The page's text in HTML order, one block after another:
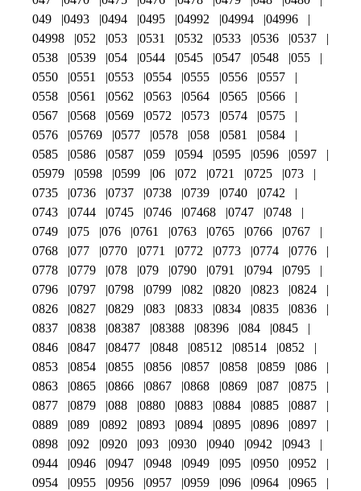
049
0493 0494 0495 04992 04994
04996
04998
052 053 0531 0532 0533 0536
0537
0538
0539 054 0544 0545 0547 0548
055
0550
0551 0553 0554 0555 0556
0557
0558
0561 0562 0563 0564 0565
0566
0567
0568 0569 0572 0573 0574
0575
0576
05769 0577 0578 058 0581
0584
0585
0586 0587 059 0594 0595 0596
0597
05979
0598 0599 06 072 0721 0725
073
0735
0736 0737 0738 0739 0740
0742
0743
0744 0745 0746 07468 0747
0748
0749
075 076 0761 0763 0765 0766
0767
0768
077 0770 0771 0772 0773 0774
0776
0778
0779 078 079 0790 0791 0794
0795
0796
0797 0798 0799 082 0820 0823
0824
0826
0827 0829 083 0833 0834 0835
0836
0837
0838 08387 08388 08396 084
0845
0846
0847 08477 0848 08512 08514
0852
0853
0854 0855 0856 0857 0858 0859
086
0863
0865 0866 0867 0868 0869 087
0875
0877
0879 088 0880 0883 0884 0885
0887
0889
089 0892 0893 0894 0895 0896
0897
0898
092 0920 093 0930 0940 0942
0943
0944
0946 0947 0948 0949 095 0950
0952
0954
0955 0956 0957 0959 096 0964
0965